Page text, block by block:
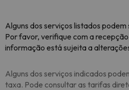
Alguns dos serviços listados
Por favor, verifique com a
informação está sujeita a
Alguns dos serviços indicados
taxa. Pode consultar as tarifas